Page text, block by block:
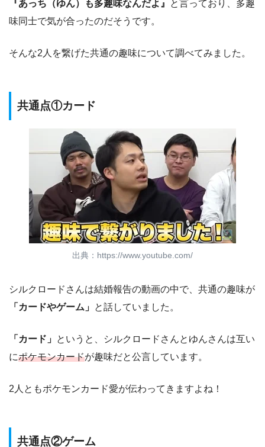
『あっち（ゆん）も多趣味なんだよ』
と言っており、多趣
味同士で気が合ったのだそうです。
そんな2人を繋げた共通の趣味について調べてみました。
共通点①カード
出典：https://www.youtube.com/
シルクロードさんは結婚報告の動画の中で、共通の趣味が
「カードやゲーム」 と話していました。
「カード」 というと、シルクロードさんとゆんさんは互い
にポケモンカードが趣味だと公言しています。
2人ともポケモンカード愛が伝わってきますよね！
共通点②ゲーム